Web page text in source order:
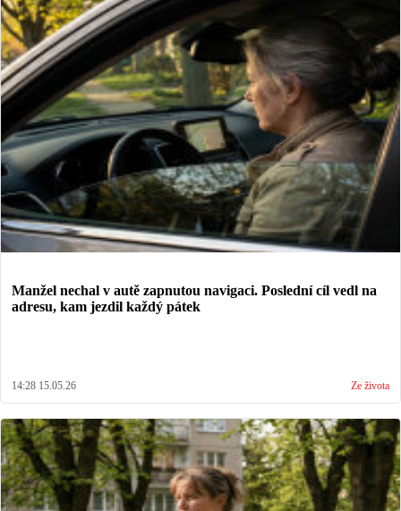
Manžel nechal v autě zapnutou navigaci. Poslední cíl vedl na
adresu, kam jezdil každý pátek
14:28 15.05.26 Ze života